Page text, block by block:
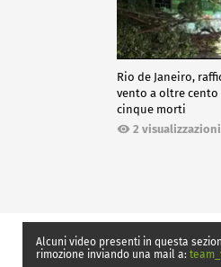
Rio de Janeiro,
vento a oltre
cinque morti
2 visualizzazioni
Alcuni video presenti in questa
rimozione inviando una mail a: